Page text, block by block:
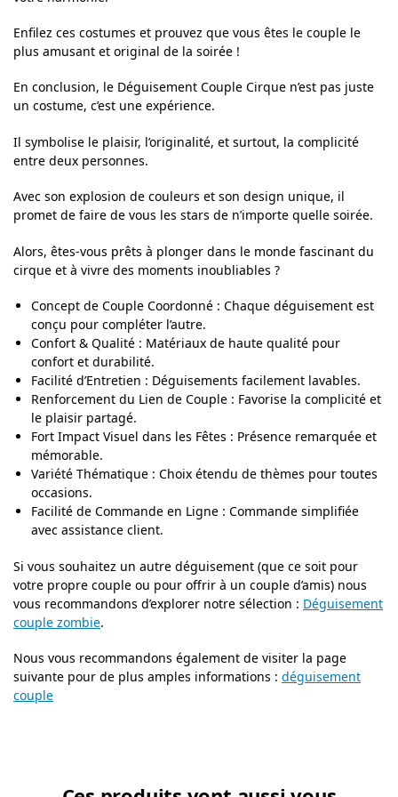
Enfilez ces costumes et prouvez que vous êtes le couple le
plus amusant et original de la soirée !
En conclusion, le Déguisement Couple Cirque n’est pas juste
un costume, c’est une expérience.
Il symbolise le plaisir, l’originalité, et surtout, la complicité
entre deux personnes.
Avec son explosion de couleurs et son design unique, il
promet de faire de vous les stars de n’importe quelle soirée.
Alors, êtes-vous prêts à plonger dans le monde fascinant du
cirque et à vivre des moments inoubliables ?
Concept de Couple Coordonné : Chaque déguisement est
conçu pour compléter l’autre.
Confort & Qualité : Matériaux de haute qualité pour
confort et durabilité.
Facilité d’Entretien : Déguisements facilement lavables.
Renforcement du Lien de Couple : Favorise la complicité et
le plaisir partagé.
Fort Impact Visuel dans les Fêtes : Présence remarquée et
mémorable.
Variété Thématique : Choix étendu de thèmes pour toutes
occasions.
Facilité de Commande en Ligne : Commande simplifiée
avec assistance client.
Si vous souhaitez un autre déguisement (que ce soit pour
votre propre couple ou pour offrir à un couple d’amis) nous
vous recommandons d’explorer notre sélection : Déguisement
couple zombie.
Nous vous recommandons également de visiter la page
suivante pour de plus amples informations : déguisement
couple